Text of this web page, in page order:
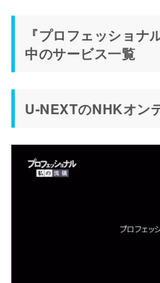
『プロフェッショナ
中のサービス一覧
U-NEXTのNHKオン